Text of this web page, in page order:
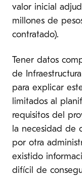
valor inicial
millones de
contratado).
Tener datos
de
para explicar
limitados al
requisitos del
la necesidad de
por otra
existido
difícil de